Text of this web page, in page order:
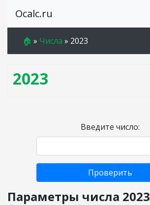
Ocalc.ru
🏠 » Числа » 2023
2023
Введите число:
Проверить
Параметры числа 2023